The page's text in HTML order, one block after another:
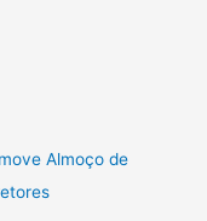
Almoço de